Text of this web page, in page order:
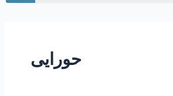
حورایی